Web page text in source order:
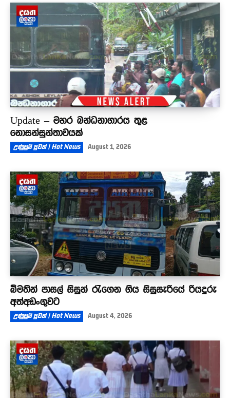
Update – මහර බන්ධනාගාරය තුළ
නොසන්සුන්තාවයක්
උණුසුම් පුවත් | Hot News August 1, 2026
බීමතින් පාසල් සිසුන් රැගෙන ගිය සිසුසැරියේ රියදුරු
අත්අඩංගුවට
උණුසුම් පුවත් | Hot News August 4, 2026